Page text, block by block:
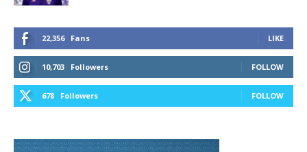
22,356 Fans LIKE
10,703 Followers FOLLOW
678 Followers FOLLOW